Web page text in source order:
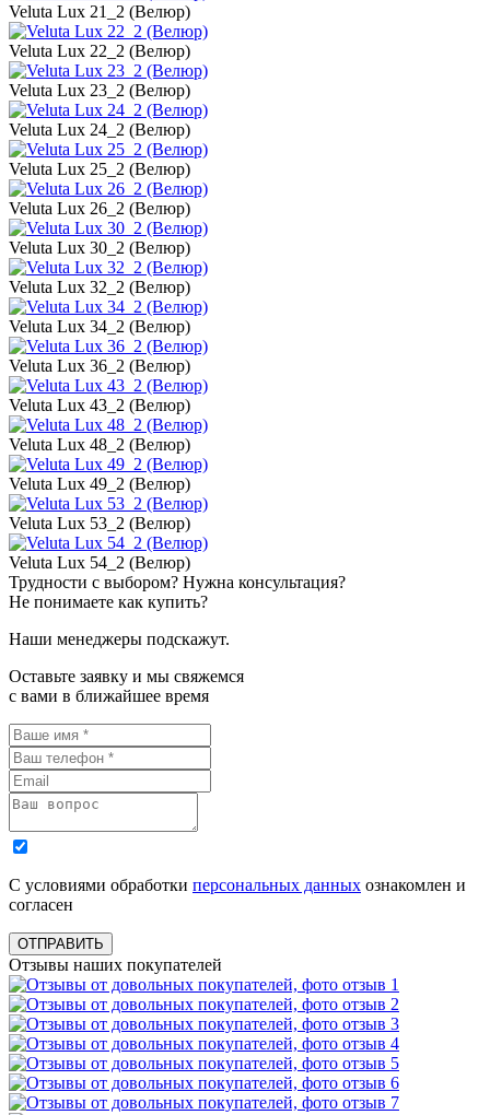
Veluta Lux 21_2 (Велюр)
Veluta Lux 22_2 (Велюр)
Veluta Lux 23_2 (Велюр)
Veluta Lux 24_2 (Велюр)
Veluta Lux 25_2 (Велюр)
Veluta Lux 26_2 (Велюр)
Veluta Lux 30_2 (Велюр)
Veluta Lux 32_2 (Велюр)
Veluta Lux 34_2 (Велюр)
Veluta Lux 36_2 (Велюр)
Veluta Lux 43_2 (Велюр)
Veluta Lux 48_2 (Велюр)
Veluta Lux 49_2 (Велюр)
Veluta Lux 53_2 (Велюр)
Veluta Lux 54_2 (Велюр)
Трудности с выбором? Нужна консультация?
Не понимаете как купить?
Наши менеджеры подскажут.
Оставьте заявку и мы свяжемся
с вами в ближайшее время
С условиями обработки персональных данных ознакомлен и
согласен
ОТПРАВИТЬ
Отзывы наших покупателей